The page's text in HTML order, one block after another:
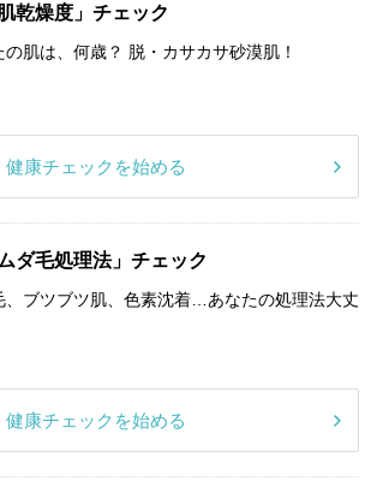
乾燥度」チェック
の肌は、何歳？ 脱・カサカサ砂漠肌！
健康チェックを始める
ダ毛処理法」チェック
、ブツブツ肌、色素沈着…あなたの処理法大丈
健康チェックを始める